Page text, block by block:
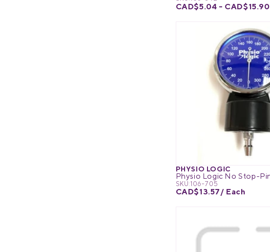
CAD$5.04 - CAD$15.90
PHYSIO LOGIC
SKU:106-705
CAD$13.57/ Each